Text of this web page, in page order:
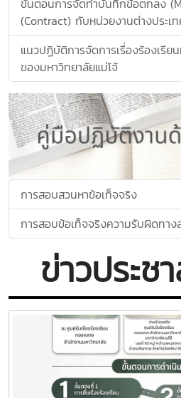
ขั้นตอนการจัดทำบันทึกข้อตกลง
(Contract) กับหน่วยงานต่างประเท
แนวปฏิบัติการจัดการเรื่องร้องเรี
ของมหาวิทยาลัยแม่โจ้
การสอบสวนหาข้อเท็จจริง
การสอบข้อเท็จจริงความรับผิดทาง
ข่าวประ